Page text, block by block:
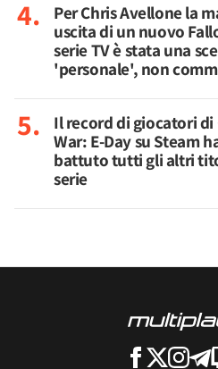
Per Chris Avellone la
uscita di un nuovo
serie TV è stata una
'personale', non
Il record di giocatori di
War: E-Day su Steam
battuto tutti gli altri
serie